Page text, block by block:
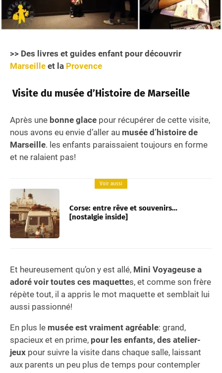
>> Des livres et guides enfant pour découvrir
Marseille et la Provence
Visite du musée d’Histoire de Marseille
Après une bonne glace pour récupérer de cette visite,
nous avons eu envie d’aller au musée d’histoire de
Marseille. les enfants paraissaient toujours en forme
et ne ralaient pas!
Voir aussi
Corse: entre rêve et souvenirs…
[nostalgie inside]
Et heureusement qu’on y est allé, Mini Voyageuse a
adoré voir toutes ces maquettes, et comme son frère
répète tout, il a appris le mot maquette et semblait lui
aussi passionné!
En plus le musée est vraiment agréable: grand,
spacieux et en prime, pour les enfants, des atelier-
jeux pour suivre la visite dans chaque salle, laissant
aux parents un peu plus de temps pour contempler